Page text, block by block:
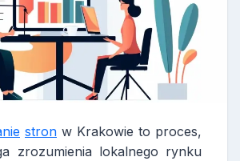
stron w Krakowie to proces,
zrozumienia lokalnego rynku